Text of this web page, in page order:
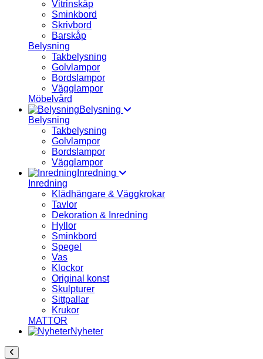
Vitrinskåp
Sminkbord
Skrivbord
Barskåp
Belysning
Takbelysning
Golvlampor
Bordslampor
Vägglampor
Möbelvård
Belysning
Belysning
Takbelysning
Golvlampor
Bordslampor
Vägglampor
Inredning
Inredning
Klädhängare & Väggkrokar
Tavlor
Dekoration & Inredning
Hyllor
Sminkbord
Spegel
Vas
Klockor
Original konst
Skulpturer
Sittpallar
Krukor
MATTOR
Nyheter